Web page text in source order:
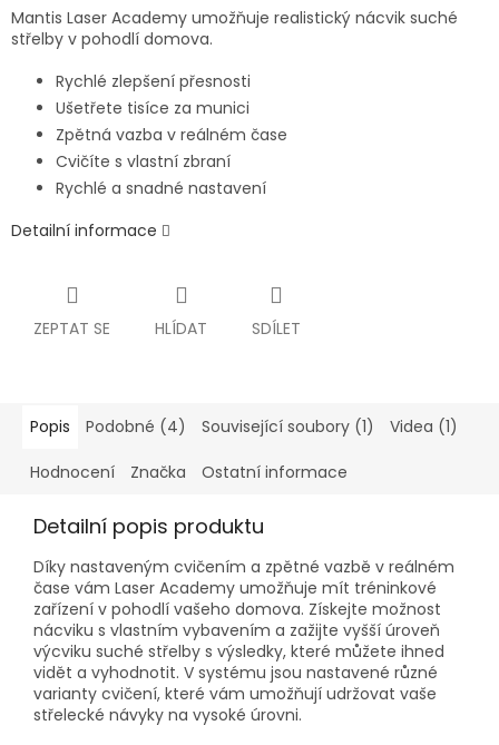
Mantis Laser Academy umožňuje realistický nácvik suché
střelby v pohodlí domova.
Rychlé zlepšení přesnosti
Ušetřete tisíce za munici
Zpětná vazba v reálném čase
Cvičíte s vlastní zbraní
Rychlé a snadné nastavení
Detailní informace
ZEPTAT SE HLÍDAT SDÍLET
Popis Podobné (4) Související soubory (1) Videa (1)
Hodnocení Značka Ostatní informace
Detailní popis produktu
Díky nastaveným cvičením a zpětné vazbě v reálném
čase vám Laser Academy umožňuje mít tréninkové
zařízení v pohodlí vašeho domova. Získejte možnost
nácviku s vlastním vybavením a zažijte vyšší úroveň
výcviku suché střelby s výsledky, které můžete ihned
vidět a vyhodnotit. V systému jsou nastavené různé
varianty cvičení, které vám umožňují udržovat vaše
střelecké návyky na vysoké úrovni.